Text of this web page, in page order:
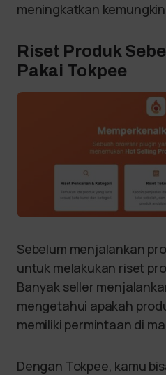
meningkatkan
Riset Produk
Pakai Tokpee
Sebelum menjalankan
untuk melakukan riset
Banyak seller
mengetahui apakah
memiliki permintaan di
Dengan Tokpee, kamu